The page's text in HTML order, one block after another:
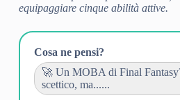
equipaggiare cinque abilità attive.
Cosa ne pensi?
🚀 Un MOBA di Final
scettico, ma......